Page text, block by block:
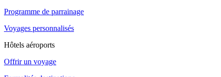
Programme de parrainage
Voyages personnalisés
Hôtels aéroports
Offrir un voyage